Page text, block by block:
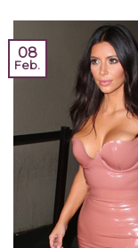
08
Feb.